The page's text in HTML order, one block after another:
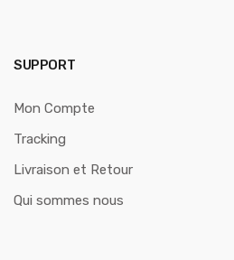
SUPPORT
Mon Compte
Tracking
Livraison et Retour
Qui sommes nous